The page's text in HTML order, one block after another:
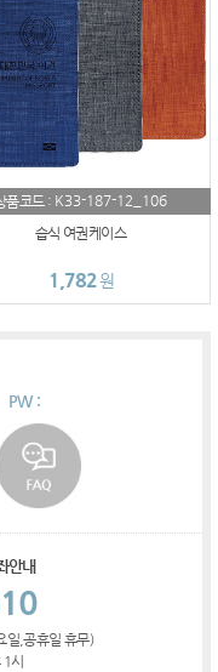
품코드 : K33-187-12_106
습식 여권케이스
1,782원
PW :
안내
일,공휴일 휴무)
시